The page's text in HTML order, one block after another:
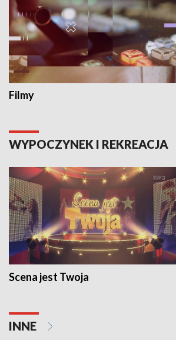
Filmy
WYPOCZYNEK I REKREACJA
Scena jest Twoja
INNE